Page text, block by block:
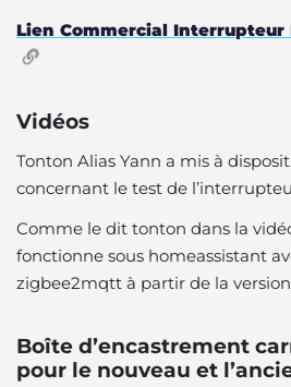
Lien Commercial Interrupteur
Vidéos
Tonton Alias Yann a mis à
concernant le test de
Comme le dit tonton dans la
fonctionne sous homeassistant
zigbee2mqtt à partir de la version
Boîte d’encastrement
pour le nouveau et